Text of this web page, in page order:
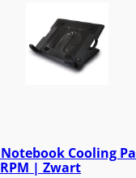
Notebook Cooling
| Zwart